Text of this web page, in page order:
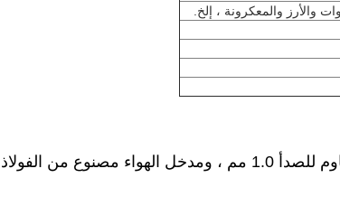
والأرز والمعكرونة ، إلخ.
المرآة 1.5 مم.